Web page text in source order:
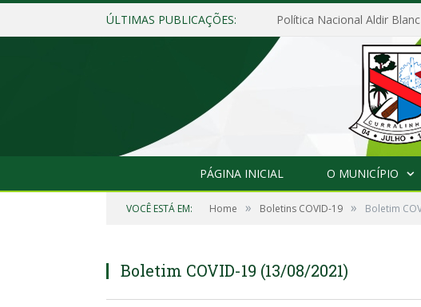
ÚLTIMAS PUBLICAÇÕES: Política Nacional Aldir
PÁGINA INICIAL O MUNICÍPIO
VOCÊ ESTÁ EM: Home » Boletins COVID-19 » Boletim
Boletim COVID-19 (13/08/2021)